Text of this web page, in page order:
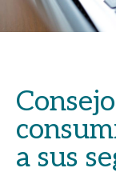
a sus